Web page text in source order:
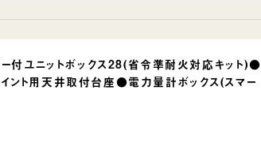
ユニットボックス28(省令準耐火対応キット)●
ント用天井取付台座●電力量計ボックス(スマー